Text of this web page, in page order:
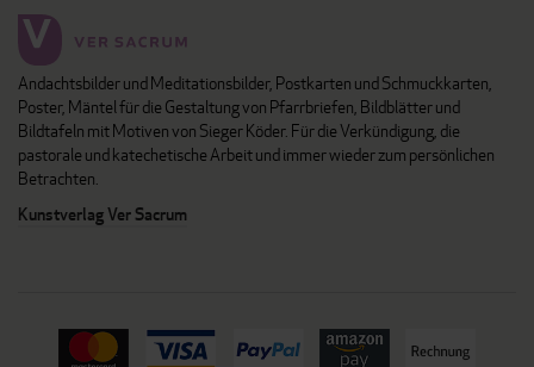
Andachtsbilder und Meditationsbilder, Postkarten und Schmuckkarten,
Poster, Mäntel für die Gestaltung von Pfarrbriefen, Bildblätter und
Bildtafeln mit Motiven von Sieger Köder. Für die Verkündigung, die
pastorale und katechetische Arbeit und immer wieder zum persönlichen
Betrachten.
Kunstverlag Ver Sacrum